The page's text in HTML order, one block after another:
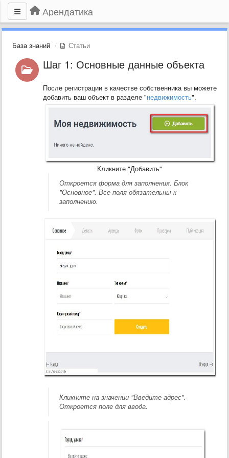
Арендатика
База знаний Статьи
Шаг 1: Основные данные объекта
После регистрации в качестве собственника вы можете
добавить ваш объект в разделе "недвижимость".
Кликните "Добавить"
Откроется форма для заполнения. Блок
"Основное". Все поля обязательны к
заполнению.
Кликните на значении "Введите адрес".
Откроется поле для ввода.